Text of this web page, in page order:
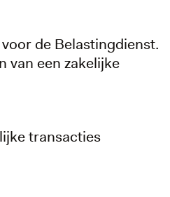
de Belastingdienst.
van een zakelijke
transacties